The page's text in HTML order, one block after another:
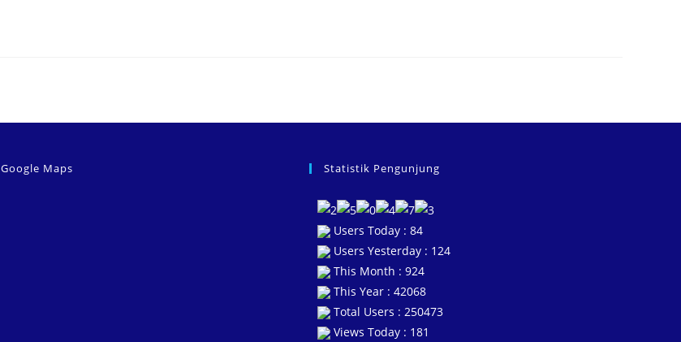
Google Maps Statistik Pengunjung
Users Today : 84
Users Yesterday : 124
This Month : 924
This Year : 42068
Total Users : 250473
Views Today : 181